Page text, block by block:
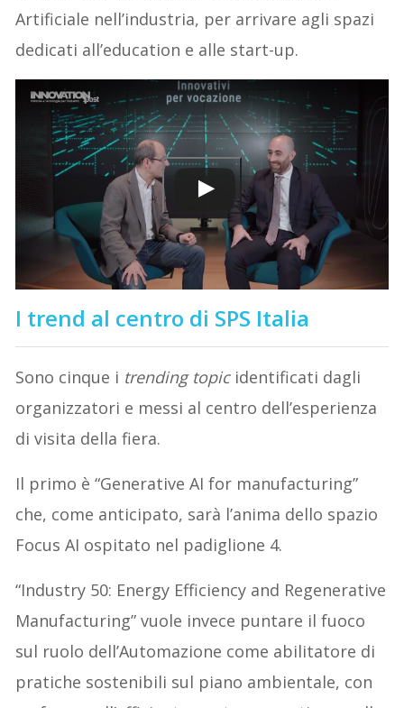
Artificiale nell’industria, per arrivare agli spazi
dedicati all’education e alle start-up.
I trend al centro di SPS Italia
Sono cinque i trending topicidentificati dagli
organizzatori e messi al centro dell’esperienza
di visita della fiera.
Il primo è “Generative AI for manufacturing”
che, come anticipato, sarà l’anima dello spazio
Focus AI ospitato nel padiglione 4.
“Industry 50: Energy Efficiency and Regenerative
Manufacturing” vuole invece puntare il fuoco
sul ruolo dell’Automazione come abilitatore di
pratiche sostenibili sul piano ambientale, con